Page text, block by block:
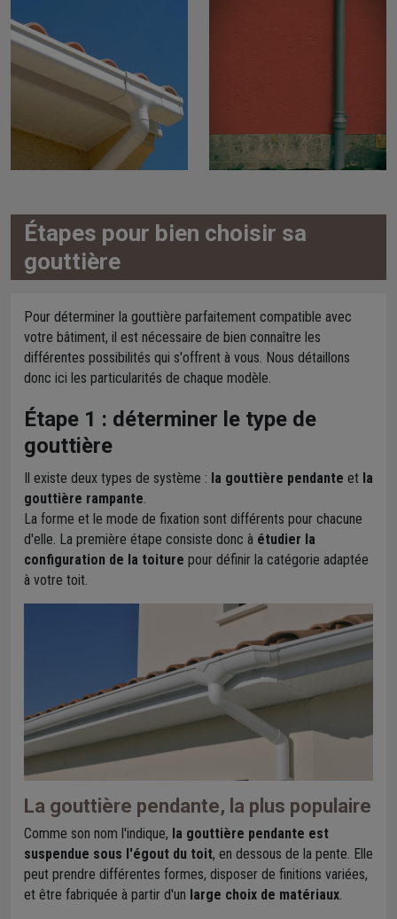
Étapes pour bien choisir sa
gouttière
Pour déterminer la gouttière parfaitement compatible avec
votre bâtiment, il est nécessaire de bien connaître les
différentes possibilités qui s'offrent à vous. Nous détaillons
donc ici les particularités de chaque modèle.
Étape 1 : déterminer le type de
gouttière
Il existe deux types de système : la gouttière pendante et la
gouttière rampante.
La forme et le mode de fixation sont différents pour chacune
d'elle. La première étape consiste donc à étudier la
configuration de la toiture pour définir la catégorie adaptée
à votre toit.
La gouttière pendante, la plus populaire
Comme son nom l'indique, la gouttière pendante est
suspendue sous l'égout du toit, en dessous de la pente. Elle
peut prendre différentes formes, disposer de finitions variées,
et être fabriquée à partir d'un large choix de matériaux.